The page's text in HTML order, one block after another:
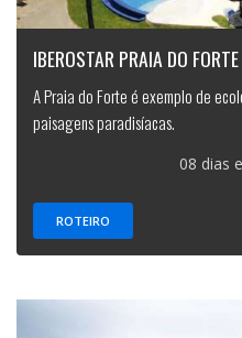
IBEROSTAR PRAIA DO FORTE
A Praia do Forte é exemplo de
paisagens paradisíacas.
08 dias
ROTEIRO